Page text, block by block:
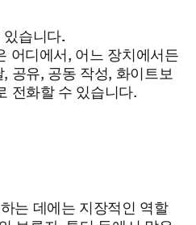
습니다.
어디에서, 어느 장치에서든
공유, 공동 작성, 화이트보
전화할 수 있습니다.
는 데에는 지장적인 역할